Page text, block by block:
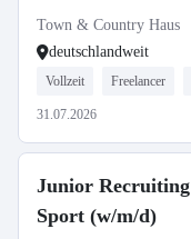
selbstständiger
Town & Country Haus
deutschlandweit
Vollzeit Freelancer
31.07.2026
Junior
Sport (w/m/d)